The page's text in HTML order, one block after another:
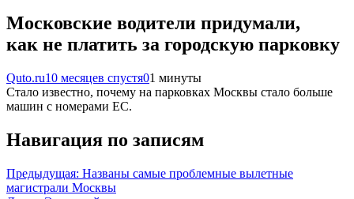
Московские водители придумали,
как не платить за городскую парковку
Quto.ru10 месяцев спустя01 минуты
Стало известно, почему на парковках Москвы стало больше
машин с номерами ЕС.
Навигация по записям
Предыдущая: Названы самые проблемные вылетные
магистрали Москвы